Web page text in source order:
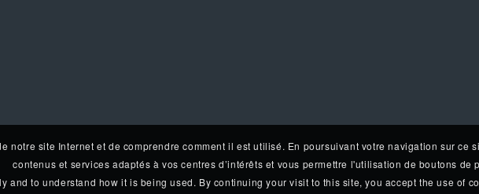
notre site Internet et de comprendre comment il est utilisé. En poursuivant votre navigation sur ce
contenus et services adaptés à vos centres d’intérêts et vous permettre l'utilisation de boutons de
and to understand how it is being used. By continuing your visit to this site, you accept the use of